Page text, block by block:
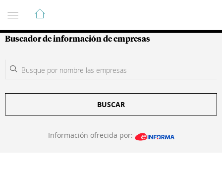
Guía de Empresas Colombianas
Buscador de información de empresas
BUSCAR
Información ofrecida por: